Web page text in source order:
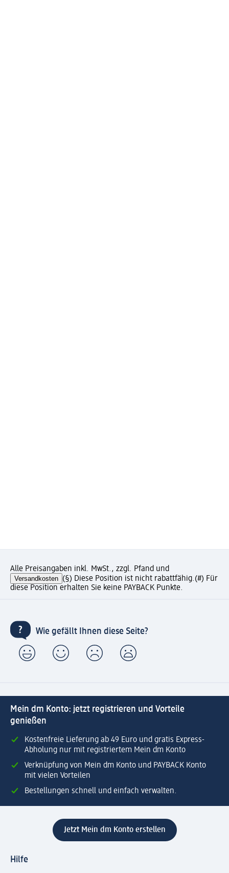
Alle Preisangaben inkl. MwSt., zzgl. Pfand und
Versandkosten (§) Diese Position ist nicht rabattfähig.(#) Für
diese Position erhalten Sie keine PAYBACK Punkte.
Wie gefällt Ihnen diese Seite?
Mein dm Konto: jetzt registrieren und Vorteile
genießen
Kostenfreie Lieferung ab 49 Euro und gratis Express-
Abholung nur mit registriertem Mein dm Konto
Verknüpfung von Mein dm Konto und PAYBACK Konto
mit vielen Vorteilen
Bestellungen schnell und einfach verwalten.
Jetzt Mein dm Konto erstellen
Hilfe